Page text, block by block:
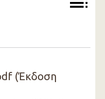
(Έκδοση